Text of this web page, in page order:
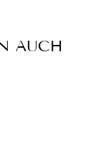
AUCH